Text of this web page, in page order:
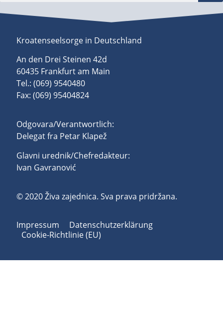
Kroatenseelsorge in Deutschland
An den Drei Steinen 42d
60435 Frankfurt am Main
Tel.: (069) 9540480
Fax: (069) 95404824
Odgovara/Verantwortlich:
Delegat fra Petar Klapež
Glavni urednik/Chefredakteur:
Ivan Gavranović
© 2020 Živa zajednica. Sva prava pridržana.
Impressum
Datenschutzerklärung
Cookie-Richtlinie (EU)